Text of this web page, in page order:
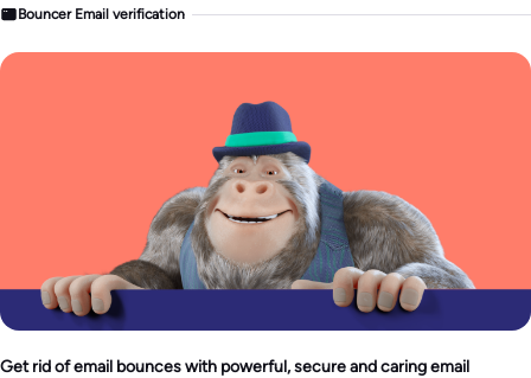
Bouncer Email verification
Get rid of email bounces with powerful, secure and caring email